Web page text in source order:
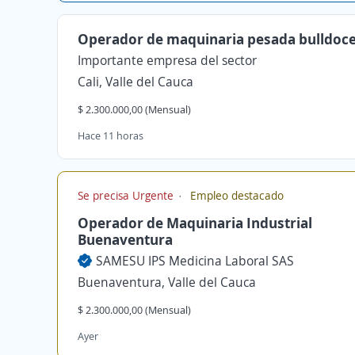
Operador de maquinaria pesada
Importante empresa del sector
Cali, Valle del Cauca
$ 2.300.000,00 (Mensual)
Hace 11 horas
Se precisa Urgente Empleo destacado
Operador de Maquinaria Industrial
Buenaventura
SAMESU IPS Medicina Laboral SAS
Buenaventura, Valle del Cauca
$ 2.300.000,00 (Mensual)
Ayer